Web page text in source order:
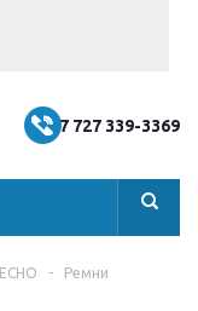
+7 727 339-3369
- Ремни